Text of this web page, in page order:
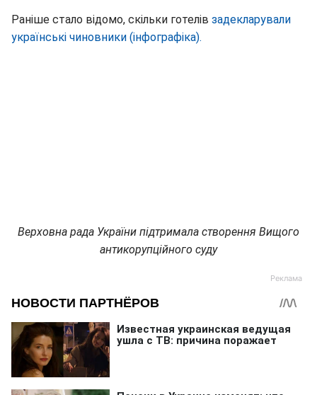
Раніше стало відомо, скільки готелів задекларували
українські чиновники (інфографіка).
Верховна рада України підтримала створення Вищого
антикорупційного суду